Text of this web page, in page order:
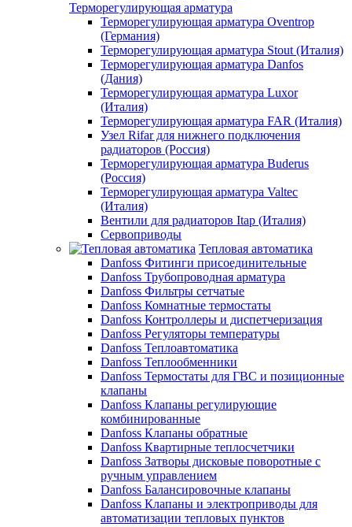
Терморегулирующая арматура
Терморегулирующая арматура Oventrop
(Германия)
Терморегулирующая арматура Stout (Италия)
Терморегулирующая арматура Danfos
(Дания)
Терморегулирующая арматура Luxor
(Италия)
Терморегулирующая арматура FAR (Италия)
Узел Rifar для нижнего подключения
радиаторов (Россия)
Терморегулирующая арматура Buderus
(Россия)
Терморегулирующая арматура Valtec
(Италия)
Вентили для радиаторов Itap (Италия)
Сервоприводы
Тепловая автоматика
Danfoss Фитинги присоединительные
Danfoss Трубопроводная арматура
Danfoss Фильтры сетчатые
Danfoss Комнатные термостаты
Danfoss Контроллеры и диспетчеризация
Danfoss Регуляторы температуры
Danfoss Теплоавтоматика
Danfoss Теплообменники
Danfoss Термостаты для ГВС и позиционные
клапаны
Danfoss Клапаны регулирующие
комбинированные
Danfoss Клапаны обратные
Danfoss Квартирные теплосчетчики
Danfoss Затворы дисковые поворотные с
ручным управлением
Danfoss Балансировочные клапаны
Danfoss Клапаны и электроприводы для
автоматизации тепловых пунктов